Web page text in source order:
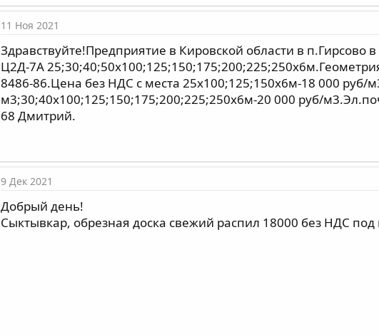
11 Ноя 2021
Здравствуйте!Предприятие в Кировской области в
Ц2Д-7А
8486-86.Цена без НДС с места 25х100;125;150х6м-18 000
м3;30;40х100;125;150;175;200;225;250х6м-20 000 руб/
68 Дмитрий.
9 Дек 2021
Добрый день!
Сыктывкар, обрезная доска свежий распил 18000 без НДС